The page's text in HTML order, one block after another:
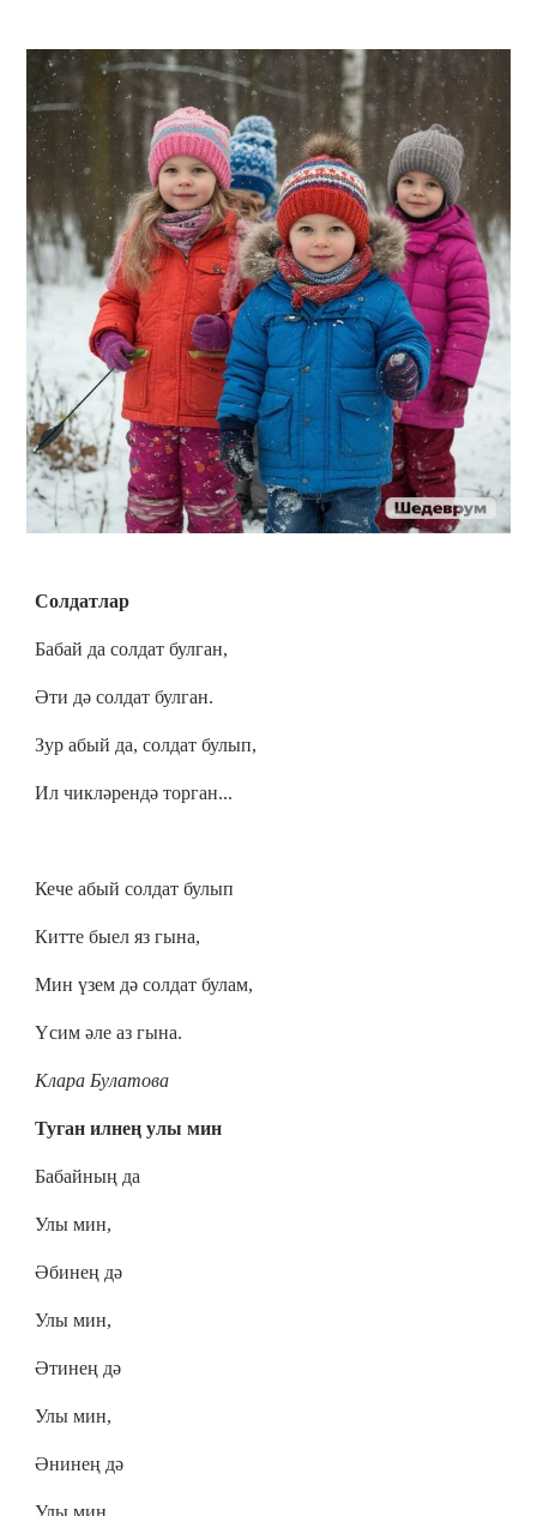
Солдатлар
Бабай да солдат булган,
Әти дә солдат булган.
Зур абый да, солдат булып,
Ил чикләрендә торган...
Кече абый солдат булып
Китте быел яз гына,
Мин үзем дә солдат булам,
Үсим әле аз гына.
Клара Булатова
Туган илнең улы мин
Бабайның да
Улы мин,
Әбинең дә
Улы мин,
Әтинең дә
Улы мин,
Әнинең дә
Улы мин,